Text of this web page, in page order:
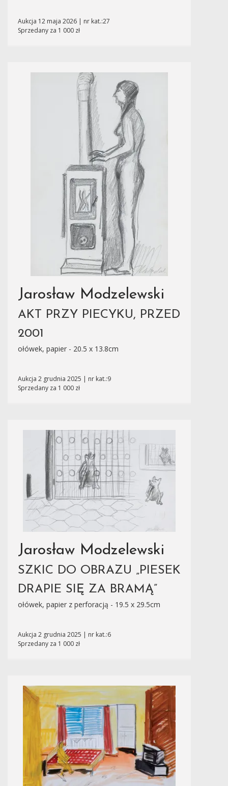
Aukcja 12 maja 2026 | nr kat.:27
Sprzedany za 1 000 zł
Jarosław Modzelewski
AKT PRZY PIECYKU, PRZED
2001
ołówek, papier - 20.5 x 13.8cm
Aukcja 2 grudnia 2025 | nr kat.:9
Sprzedany za 1 000 zł
Jarosław Modzelewski
SZKIC DO OBRAZU „PIESEK
DRAPIE SIĘ ZA BRAMĄ”
ołówek, papier z perforacją - 19.5 x 29.5cm
Aukcja 2 grudnia 2025 | nr kat.:6
Sprzedany za 1 000 zł